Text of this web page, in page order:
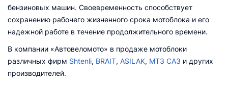
бензиновых машин. Своевременность способствует
сохранению рабочего жизненного срока мотоблока и его
надежной работе в течение продолжительного времени.
В компании «Автовеломото» в продаже мотоблоки
различных фирм Shtenli, BRAIT, ASILAK, МТЗ САЗ и других
производителей.